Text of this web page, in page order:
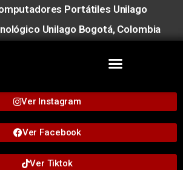
Portátiles Unilago
Unilago Bogotá, Colombia
Ver Instagram
Ver Facebook
Ver Tiktok